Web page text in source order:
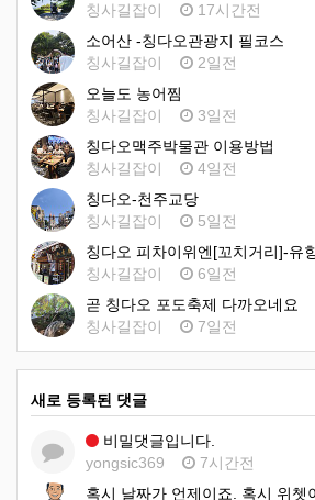
칭사길잡이
17시간전
소어산 -칭다오관광지 필코스
칭사길잡이
2일전
오늘도 농어찜
칭사길잡이
3일전
칭다오맥주박물관 이용방법
칭사길잡이
4일전
칭다오-천주교당
칭사길잡이
5일전
칭다오 피차이위엔[꼬치거리]-유
칭사길잡이
6일전
곧 칭다오 포도축제 다까오네요
칭사길잡이
7일전
새로 등록된 댓글
비밀댓글입니다.
yongsic369
7시간전